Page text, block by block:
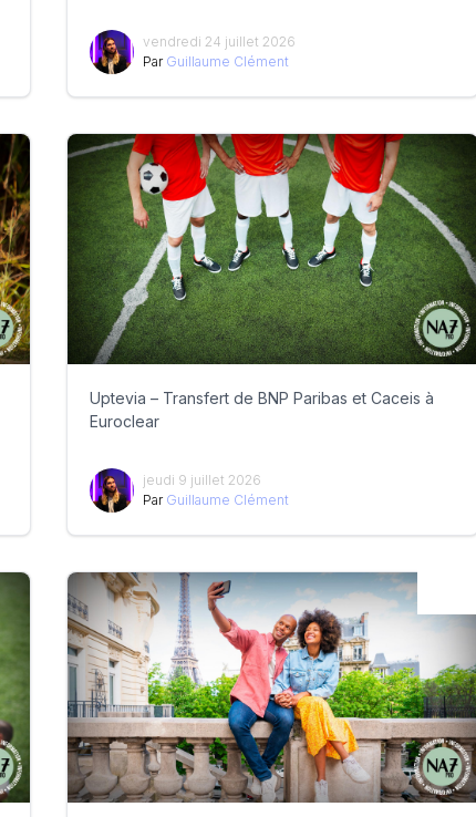
vendredi 24 juillet 2026
Par Guillaume Clément
Uptevia – Transfert de BNP Paribas et Caceis à
Euroclear
jeudi 9 juillet 2026
Par Guillaume Clément